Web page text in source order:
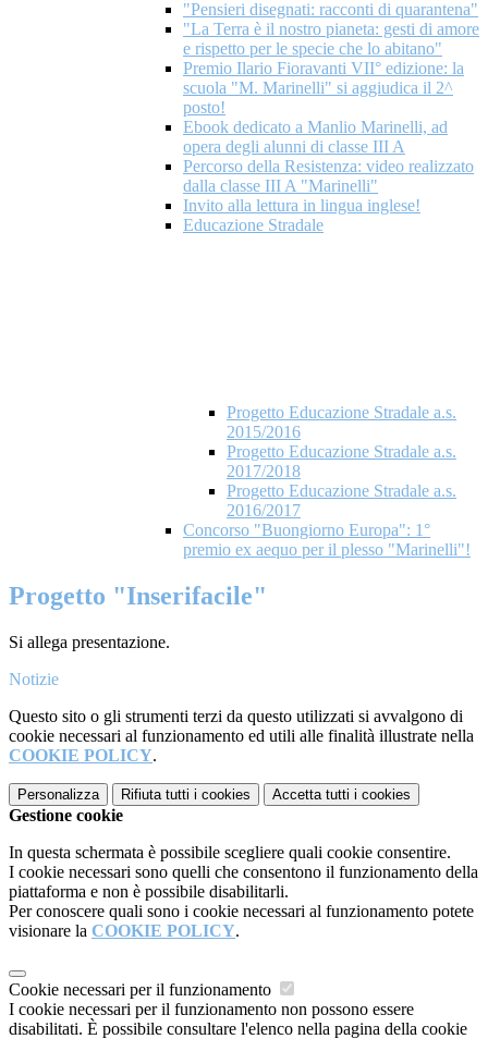
"Pensieri disegnati: racconti di quarantena"
"La Terra è il nostro pianeta: gesti di amore
e rispetto per le specie che lo abitano"
Premio Ilario Fioravanti VII° edizione: la
scuola "M. Marinelli" si aggiudica il 2^
posto!
Ebook dedicato a Manlio Marinelli, ad
opera degli alunni di classe III A
Percorso della Resistenza: video realizzato
dalla classe III A "Marinelli"
Invito alla lettura in lingua inglese!
Educazione Stradale
Progetto Educazione Stradale a.s.
2015/2016
Progetto Educazione Stradale a.s.
2017/2018
Progetto Educazione Stradale a.s.
2016/2017
Concorso "Buongiorno Europa": 1°
premio ex aequo per il plesso "Marinelli"!
Progetto "Inserifacile"
Si allega presentazione.
Notizie
Questo sito o gli strumenti terzi da questo utilizzati si avvalgono di
cookie necessari al funzionamento ed utili alle finalità illustrate nella
COOKIE POLICY.
Personalizza Rifiuta tutti i cookies Accetta tutti i cookies
Gestione cookie
In questa schermata è possibile scegliere quali cookie consentire.
I cookie necessari sono quelli che consentono il funzionamento della
piattaforma e non è possibile disabilitarli.
Per conoscere quali sono i cookie necessari al funzionamento potete
visionare la COOKIE POLICY.
Cookie necessari per il funzionamento
I cookie necessari per il funzionamento non possono essere
disabilitati. È possibile consultare l'elenco nella pagina della cookie